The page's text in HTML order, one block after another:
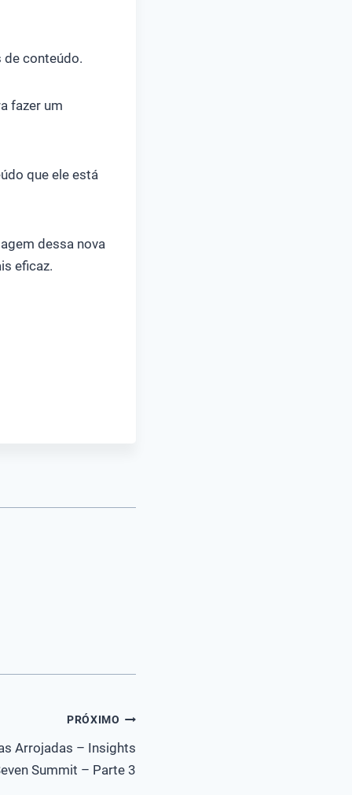
de conteúdo.
fazer um
que ele está
dessa nova
eficaz.
PRÓXIMO
Arrojadas – Insights
Summit – Parte 3